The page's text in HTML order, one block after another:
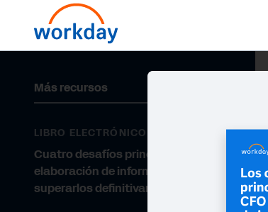
Más recursos
LIBRO ELECTRÓNICO
Cuatro desafíos principales en la
elaboración de informes y cómo
superarlos definitivamente